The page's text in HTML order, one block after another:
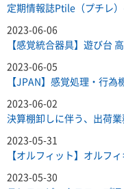
定期情報誌Ptile（プチレ
2023-06-06
【感覚統合器具】遊び台
2023-06-05
【JPAN】感覚処理・行
2023-06-02
決算棚卸しに伴う、出荷
2023-05-31
【オルフィット】オルフ
2023-05-30